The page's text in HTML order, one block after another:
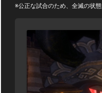
※公正な試合のため、全滅の状